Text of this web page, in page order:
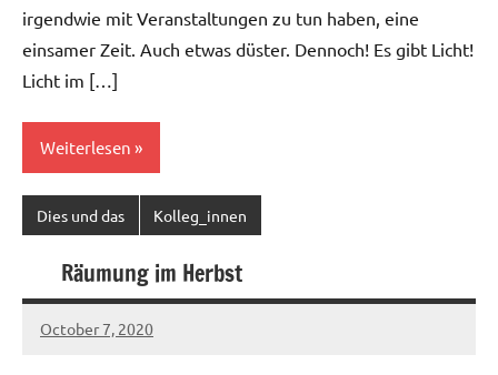
irgendwie mit Veranstaltungen zu tun haben, eine
einsamer Zeit. Auch etwas düster. Dennoch! Es gibt Licht!
Licht im […]
Weiterlesen
Dies und das Kolleg_innen
Räumung im Herbst
October 7, 2020
Ilja